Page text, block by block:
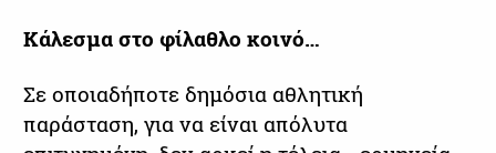
Κάλεσμα στο φίλαθλο κοινό…
Σε οποιαδήποτε δημόσια αθλητική
παράσταση, για να είναι απόλυτα